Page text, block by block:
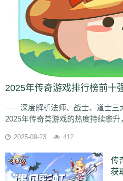
2025年传奇游戏排行榜前十
快？
——深度解析法师、战士、道士三
2025年传奇类游戏的热度持续攀升
强。对于追求快速升级、打宝的
2025-09-23 412
传
获